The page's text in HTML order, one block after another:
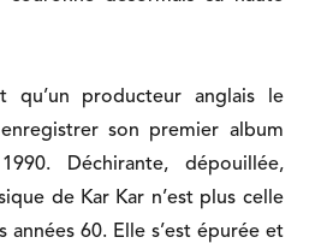
qu’un producteur anglais le
son premier album
Déchirante, dépouillée,
de Kar Kar n’est plus celle
années 60. Elle s’est épurée et